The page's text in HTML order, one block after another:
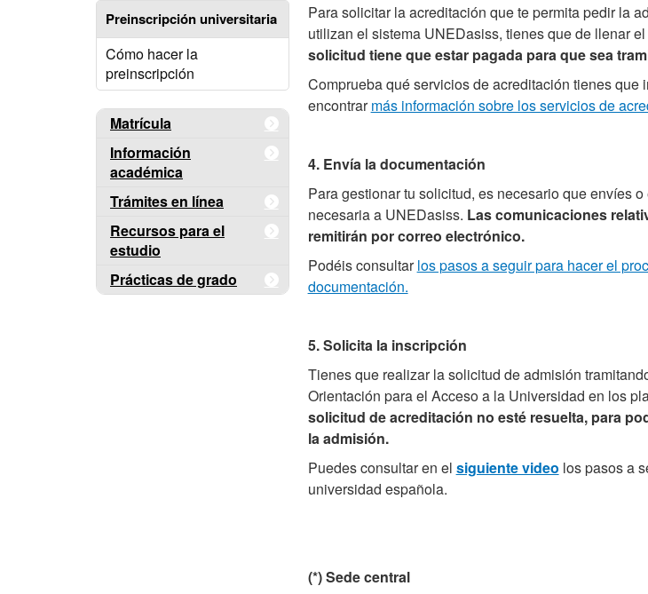
Preinscripción universitaria
Cómo hacer la
preinscripción
Matrícula
Información
académica
Trámites en línea
Recursos para el
estudio
Prácticas de grado
Para solicitar la acreditación que te permita pedir la
utilizan el sistema UNEDasiss, tienes que de llenar el
solicitud tiene que estar pagada para que sea
Comprueba qué servicios de acreditación tienes que
encontrarmás información sobre los servicios de
4. Envía la documentación
Para gestionar tu solicitud, es necesario que envíes
necesaria a UNEDasiss. Las comunicaciones
remitirán por correo electrónico.
Podéis consultarlos pasos a seguir para hacer el
documentación.
5. Solicita la inscripción
Tienes que realizar la solicitud de admisión
Orientación para el Acceso a la Universidad en los
solicitud de acreditación no esté resuelta, para
la admisión.
Puedes consultar en el siguiente video los pasos a
universidad española.
(*) Sede central